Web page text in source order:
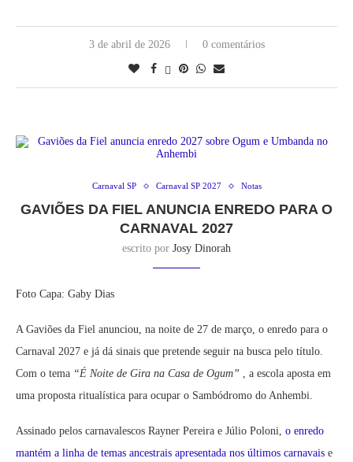
3 de abril de 2026 0 comentários
Carnaval SP Carnaval SP 2027 Notas
GAVIÕES DA FIEL ANUNCIA ENREDO PARA O
CARNAVAL 2027
escrito por Josy Dinorah
Foto Capa: Gaby Dias
A Gaviões da Fiel anunciou, na noite de 27 de março, o enredo para o
Carnaval 2027 e já dá sinais que pretende seguir na busca pelo título.
Com o tema “É Noite de Gira na Casa de Ogum” , a escola aposta em
uma proposta ritualística para ocupar o Sambódromo do Anhembi.
Assinado pelos carnavalescos Rayner Pereira e Júlio Poloni, o enredo
mantém a linha de temas ancestrais apresentada nos últimos carnavais e